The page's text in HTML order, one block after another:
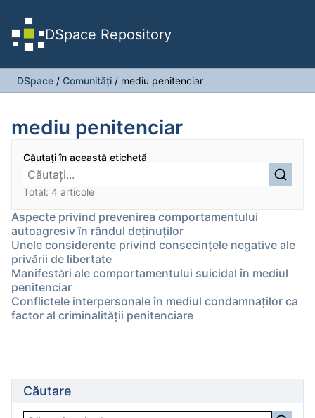
DSpace Repository
DSpace / Comunități / mediu penitenciar
mediu penitenciar
Căutați în această etichetă
Total: 4 articole
Aspecte privind prevenirea comportamentului
autoagresiv în rândul deţinuţilor
Unele considerente privind consecinţele negative ale
privării de libertate
Manifestări ale comportamentului suicidal în mediul
penitenciar
Conflictele interpersonale în mediul condamnaţilor ca
factor al criminalităţii penitenciare
Căutare